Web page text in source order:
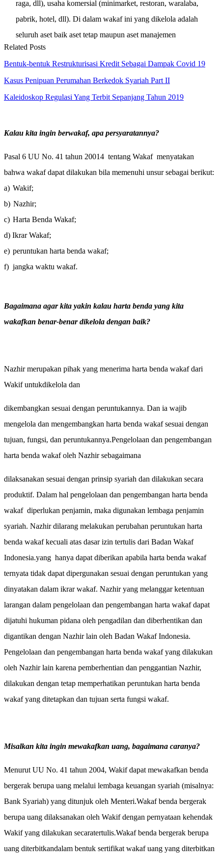
raga, dll), usaha komersial (minimarket, restoran, waralaba,
pabrik, hotel, dll). Di dalam wakaf ini yang dikelola adalah
seluruh aset baik aset tetap maupun aset manajemen
Related Posts
Bentuk-bentuk Restrukturisasi Kredit Sebagai Dampak Covid 19
Kasus Penipuan Perumahan Berkedok Syariah Part II
Kaleidoskop Regulasi Yang Terbit Sepanjang Tahun 2019
Kalau kita ingin berwakaf, apa persyaratannya?
Pasal 6 UU No. 41 tahun 20014 tentang Wakaf menyatakan
bahwa wakaf dapat dilakukan bila memenuhi unsur sebagai berikut:
a) Wakif;
b) Nazhir;
c) Harta Benda Wakaf;
d) Ikrar Wakaf;
e) peruntukan harta benda wakaf;
f) jangka waktu wakaf.
Bagaimana agar kita yakin kalau harta benda yang kita
wakafkan benar-benar dikelola dengan baik?
Nazhir merupakan pihak yang menerima harta benda wakaf dari
Wakif untukdikelola dan
dikembangkan sesuai dengan peruntukannya. Dan ia wajib
mengelola dan mengembangkan harta benda wakaf sesuai dengan
tujuan, fungsi, dan peruntukannya.Pengelolaan dan pengembangan
harta benda wakaf oleh Nazhir sebagaimana
dilaksanakan sesuai dengan prinsip syariah dan dilakukan secara
produktif. Dalam hal pengelolaan dan pengembangan harta benda
wakaf diperlukan penjamin, maka digunakan lembaga penjamin
syariah. Nazhir dilarang melakukan perubahan peruntukan harta
benda wakaf kecuali atas dasar izin tertulis dari Badan Wakaf
Indonesia.yang hanya dapat diberikan apabila harta benda wakaf
ternyata tidak dapat dipergunakan sesuai dengan peruntukan yang
dinyatakan dalam ikrar wakaf. Nazhir yang melanggar ketentuan
larangan dalam pengelolaan dan pengembangan harta wakaf dapat
dijatuhi hukuman pidana oleh pengadilan dan diberhentikan dan
digantikan dengan Nazhir lain oleh Badan Wakaf Indonesia.
Pengelolaan dan pengembangan harta benda wakaf yang dilakukan
oleh Nazhir lain karena pemberhentian dan penggantian Nazhir,
dilakukan dengan tetap memperhatikan peruntukan harta benda
wakaf yang ditetapkan dan tujuan serta fungsi wakaf.
Misalkan kita ingin mewakafkan uang, bagaimana caranya?
Menurut UU No. 41 tahun 2004, Wakif dapat mewakafkan benda
bergerak berupa uang melalui lembaga keuangan syariah (misalnya:
Bank Syariah) yang ditunjuk oleh Menteri.Wakaf benda bergerak
berupa uang dilaksanakan oleh Wakif dengan pernyataan kehendak
Wakif yang dilakukan secaratertulis.Wakaf benda bergerak berupa
uang diterbitkandalam bentuk sertifikat wakaf uang yang diterbitkan